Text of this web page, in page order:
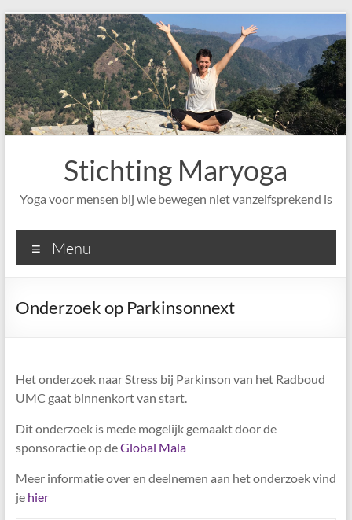
Ga
naar
de
inhoud
Stichting Maryoga
Yoga voor mensen bij wie bewegen niet vanzelfsprekend is
Menu
Onderzoek op Parkinsonnext
Het onderzoek naar Stress bij Parkinson van het Radboud
UMC gaat binnenkort van start.
Dit onderzoek is mede mogelijk gemaakt door de
sponsoractie op deGlobal Mala
Meer informatie over en deelnemen aan het onderzoek vind
je hier